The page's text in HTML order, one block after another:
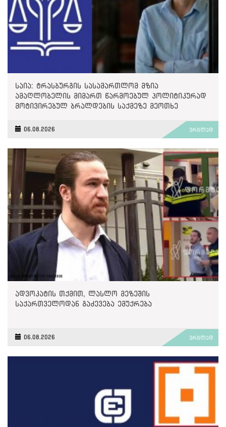
საია: ტრასბურგის სასამართლომ მზია
ამაღლობელის მიმართ წარმოებულ პოლიტიკურად
მოტივირებულ ბრალდების საქმეზე მეოთხე
06.08.2026 ვრცლად
ადვოკატის თქმით, ლასლო მეზეშის
საქართველოდან გაძევება ემუქრება
06.08.2026 ვრცლად